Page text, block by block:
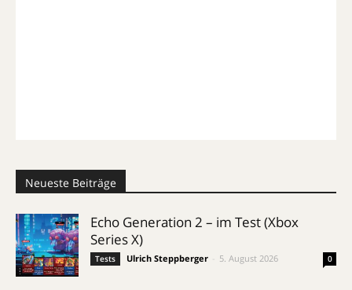
Neueste Beiträge
Echo Generation 2 – im Test (Xbox
Series X)
Tests Ulrich Steppberger 5. August 2026 0